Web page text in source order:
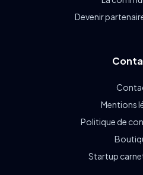
Devenir
Mentions
Politique de
Startup